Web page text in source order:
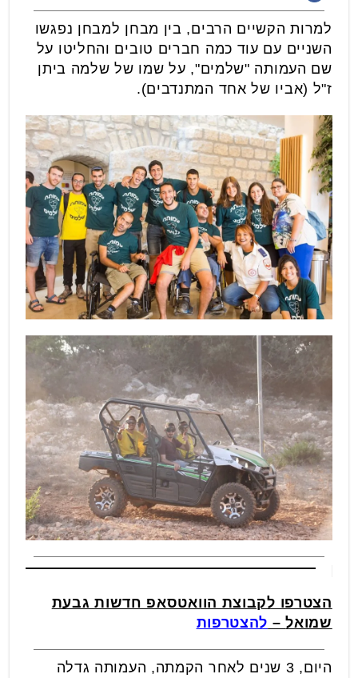
למרות הקשיים הרבים, בין מבחן למבחן נפגשו
השניים עם עוד כמה חברים טובים והחליטו על
שם העמותה "שלמים", על שמו של שלמה ביתן
ז"ל (אביו של אחד המתנדבים).
הצטרפו לקבוצת הוואטסאפ חדשות גבעת
שמואל– להצטרפות
היום, 3 שנים לאחר הקמתה, העמותה גדלה